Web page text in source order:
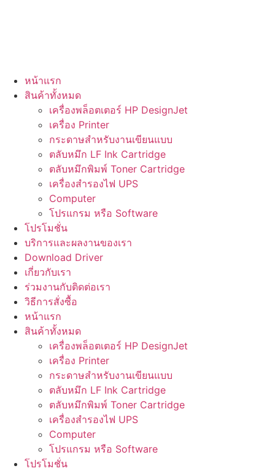
หน้าแรก
สินค้าทั้งหมด
เครื่องพล็อตเตอร์ HP DesignJet
เครื่อง Printer
กระดาษสำหรับงานเขียนแบบ
ตลับหมึก LF Ink Cartridge
ตลับหมึกพิมพ์ Toner Cartridge
เครื่องสำรองไฟ UPS
Computer
โปรแกรม หรือ Software
โปรโมชั่น
บริการและผลงานของเรา
Download Driver
เกี่ยวกับเรา
ร่วมงานกับติดต่อเรา
วิธีการสั่งซื้อ
หน้าแรก
สินค้าทั้งหมด
เครื่องพล็อตเตอร์ HP DesignJet
เครื่อง Printer
กระดาษสำหรับงานเขียนแบบ
ตลับหมึก LF Ink Cartridge
ตลับหมึกพิมพ์ Toner Cartridge
เครื่องสำรองไฟ UPS
Computer
โปรแกรม หรือ Software
โปรโมชั่น